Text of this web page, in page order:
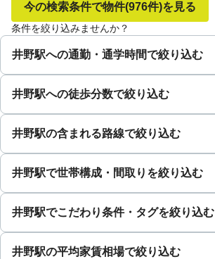
今の検索条件で物件(976件)を見る
条件を絞り込みませんか？
井野駅への通勤・通学時間で絞り込む
井野駅への徒歩分数で絞り込む
井野駅の含まれる路線で絞り込む
井野駅で世帯構成・間取りを絞り込む
井野駅でこだわり条件・タグを絞り込む
井野駅の平均家賃相場で絞り込む